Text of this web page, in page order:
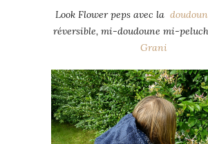
Look Flower peps avec la
réversible, mi-doudoune mi-
Grani